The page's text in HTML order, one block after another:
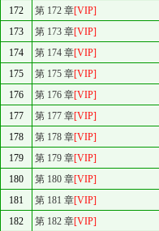
172
第 172 章[VIP]
173
第 173 章[VIP]
174
第 174 章[VIP]
175
第 175 章[VIP]
176
第 176 章[VIP]
177
第 177 章[VIP]
178
第 178 章[VIP]
179
第 179 章[VIP]
180
第 180 章[VIP]
181
第 181 章[VIP]
182
第 182 章[VIP]